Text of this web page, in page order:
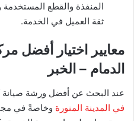
المنفذة والقطع المستخدمة
ثقة العميل في الخدمة.
معايير اختيار أفضل
الدمام – الخبر
عند البحث عن أفضل ورشة صيانة
في المدينة المنورة وخاصةً في